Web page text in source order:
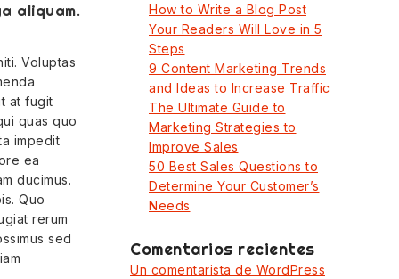
aliquam.
Voluptas
at fugit
quas quo
impedit
ea
ducimus.
Quo
rerum
sed
How to Write a Blog Post
Your Readers Will Love in 5
Steps
9 Content Marketing Trends
and Ideas to Increase Traffic
The Ultimate Guide to
Marketing Strategies to
Improve Sales
50 Best Sales Questions to
Determine Your Customer’s
Needs
Comentarios recientes
Un comentarista de WordPress